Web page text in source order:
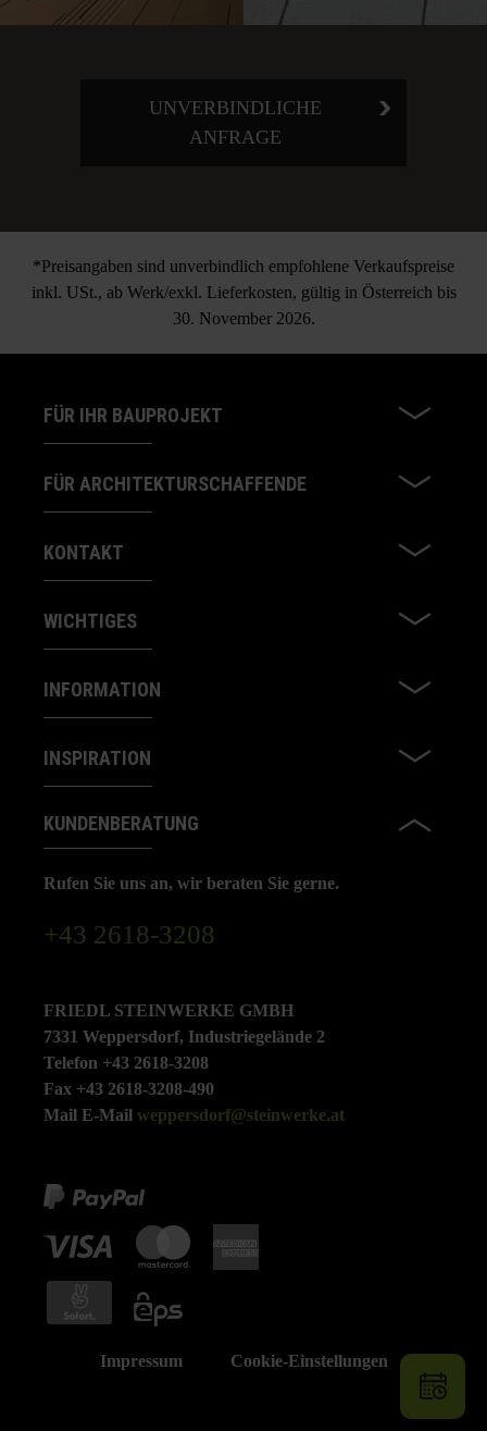
UNVERBINDLICHE
ANFRAGE
*Preisangaben sind unverbindlich empfohlene Verkaufspreise
inkl. USt., ab Werk/exkl. Lieferkosten, gültig in Österreich bis
30. November 2026.
FÜR IHR BAUPROJEKT
FÜR ARCHITEKTURSCHAFFENDE
KONTAKT
WICHTIGES
INFORMATION
INSPIRATION
KUNDENBERATUNG
Rufen Sie uns an, wir beraten Sie gerne.
+43 2618-3208
FRIEDL STEINWERKE GMBH
7331 Weppersdorf, Industriegelände 2
Telefon +43 2618-3208
Fax +43 2618-3208-490
Mail E-Mail weppersdorf@steinwerke.at
Impressum Cookie-Einstellungen